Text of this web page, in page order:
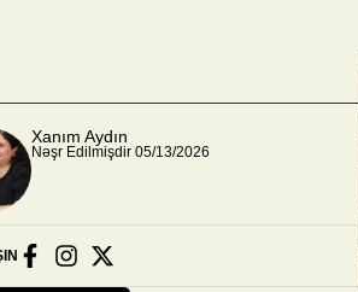
Xanım Aydın
Nəşr Edilmişdir 05/13/2026